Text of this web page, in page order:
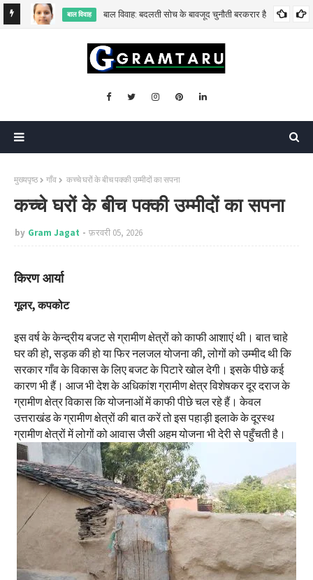
बाल विवाह बाल विवाह: बदलती सोच के बावजूद चुनौती बरकरार है
मुख्यपृष्ठ गाँव कच्चे घरों के बीच पक्की उम्मीदों का सपना
कच्चे घरों के बीच पक्की उम्मीदों का सपना
by Gram Jagat फ़रवरी 05, 2026
किरण आर्या
गूलर, कपकोट
इस वर्ष के केन्द्रीय बजट से ग्रामीण क्षेत्रों को काफी आशाएं थी। बात चाहे
घर की हो, सड़क की हो या फिर नलजल योजना की, लोगों को उम्मीद थी कि
सरकार गाँव के विकास के लिए बजट के पिटारे खोल देगी। इसके पीछे कई
कारण भी हैं। आज भी देश के अधिकांश ग्रामीण क्षेत्र विशेषकर दूर दराज के
ग्रामीण क्षेत्र विकास कि योजनाओं में काफी पीछे चल रहे हैं। केवल
उत्तराखंड के ग्रामीण क्षेत्रों की बात करें तो इस पहाड़ी इलाके के दूरस्थ
ग्रामीण क्षेत्रों में लोगों को आवास जैसी अहम योजना भी देरी से पहुँचती है।